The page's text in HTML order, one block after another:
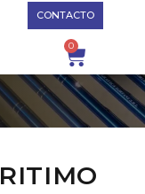
CONTACTO
0